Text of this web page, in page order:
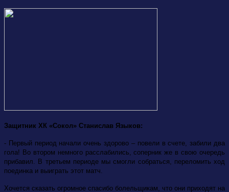
Защитник ХК «Сокол» Станислав Языков:
- Первый период начали очень здорово – повели в счете, забили два
гола! Во втором немного расслабились, соперник же в свою очередь
прибавил. В третьем периоде мы смогли собраться, переломить ход
поединка и выиграть этот матч.
Хочется сказать огромное спасибо болельщикам, что они приходят на